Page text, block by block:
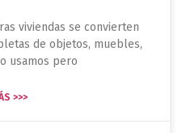
viviendas se convierten
de objetos, muebles,
usamos pero
>>>